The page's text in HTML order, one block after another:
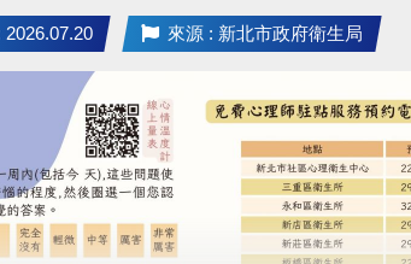
頒發合格證書
容傳送門 https://reurl.cc/Wbxkry
1名陪同者免費入場 (須年滿18歲)，第2名
定】
童，須由1名成年家長陪同入場，該名
同票。
來源 : 新北市政府衛生局